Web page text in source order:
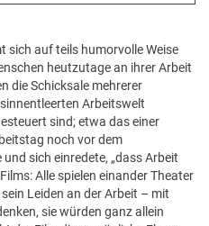
sich auf teils humorvolle Weise
heutzutage an ihrer Arbeit
die Schicksale mehrerer
Arbeitswelt
sind; etwa das einer
noch vor dem
sich einredete, „dass Arbeit
Alle spielen einander Theater
Leiden an der Arbeit – mit
sie würden ganz allein